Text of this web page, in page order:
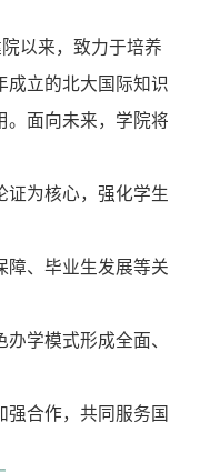
以来，致力于培养
成立的北大国际知识
。面向未来，学院将
证为核心，强化学生
障、毕业生发展等关
学模式形成全面、
合作，共同服务国